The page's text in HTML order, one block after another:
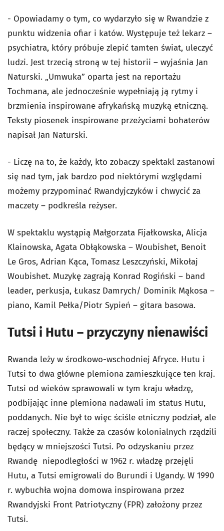
- Opowiadamy o tym, co wydarzyło się w Rwandzie z
punktu widzenia ofiar i katów. Występuje też lekarz –
psychiatra, który próbuje zlepić tamten świat, uleczyć
ludzi. Jest trzecią stroną w tej historii – wyjaśnia Jan
Naturski. „Umwuka” oparta jest na reportażu
Tochmana, ale jednocześnie wypełniają ją rytmy i
brzmienia inspirowane afrykańską muzyką etniczną.
Teksty piosenek inspirowane przeżyciami bohaterów
napisał Jan Naturski.
- Liczę na to, że każdy, kto zobaczy spektakl zastanowi
się nad tym, jak bardzo pod niektórymi względami
możemy przypominać Rwandyjczyków i chwycić za
maczety – podkreśla reżyser.
W spektaklu wystąpią Małgorzata Fijałkowska, Alicja
Klainowska, Agata Obłąkowska – Woubishet, Benoit
Le Gros, Adrian Kąca, Tomasz Leszczyński, Mikołaj
Woubishet. Muzykę zagrają Konrad Rogiński – band
leader, perkusja, Łukasz Damrych/ Dominik Mąkosa –
piano, Kamil Pełka/Piotr Sypień – gitara basowa.
Tutsi i Hutu – przyczyny nienawiści
Rwanda leży w środkowo-wschodniej Afryce. Hutu i
Tutsi to dwa główne plemiona zamieszkujące ten kraj.
Tutsi od wieków sprawowali w tym kraju władzę,
podbijając inne plemiona nadawali im status Hutu,
poddanych. Nie był to więc ściśle etniczny podział, ale
raczej społeczny. Także za czasów kolonialnych rządzili
będący w mniejszości Tutsi. Po odzyskaniu przez
Rwandę niepodległości w 1962 r. władzę przejęli
Hutu, a Tutsi emigrowali do Burundi i Ugandy. W 1990
r. wybuchła wojna domowa inspirowana przez
Rwandyjski Front Patriotyczny (FPR) założony przez
Tutsi.